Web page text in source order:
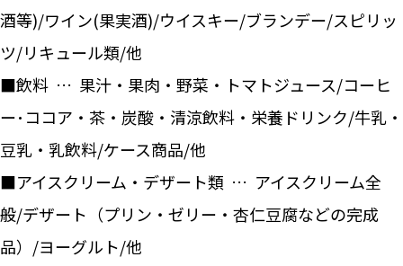
酒等)/ワイン(果実酒)/ウイスキー/ブランデー/スピリッ
ツ/リキュール類/他
■飲料 … 果汁・果肉・野菜・トマトジュース/コーヒ
ー･ココア・茶・炭酸・清涼飲料・栄養ドリンク/牛乳・
豆乳・乳飲料/ケース商品/他
■アイスクリーム・デザート類 … アイスクリーム全
般/デザート（プリン・ゼリー・杏仁豆腐などの完成
品）/ヨーグルト/他